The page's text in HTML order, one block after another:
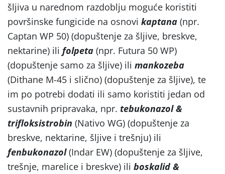
šljiva u narednom razdoblju moguće koristiti
površinske fungicide na osnovi kaptana (npr.
Captan WP 50) (dopuštenje za šljive, breskve,
nektarine) ili folpeta (npr. Futura 50 WP)
(dopuštenje samo za šljive) ili mankozeba
(Dithane M-45 i slično) (dopuštenje za šljive), te
im po potrebi dodati ili samo koristiti jedan od
sustavnih pripravaka, npr. tebukonazol &
trifloksistrobin (Nativo WG) (dopuštenje za
breskve, nektarine, šljive i trešnju) ili
fenbukonazol(Indar EW) (dopuštenje za šljive,
trešnje, marelice i breskve) ili boskalid &